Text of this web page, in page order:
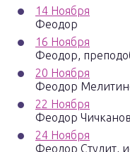
14 Ноября
Феодор
16 Ноября
Феодор,
20 Ноября
Феодор
22 Ноября
Феодор
24 Ноября
Феодор Студит,